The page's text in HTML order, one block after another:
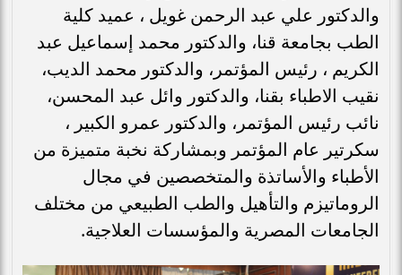
والدكتور علي عبد الرحمن غويل ، عميد كلية
الطب بجامعة قنا، والدكتور محمد إسماعيل عبد
الكريم ، رئيس المؤتمر، والدكتور محمد الديب،
نقيب الاطباء بقنا، والدكتور وائل عبد المحسن،
نائب رئيس المؤتمر، والدكتور عمرو الكبير ،
سكرتير عام المؤتمر وبمشاركة نخبة متميزة من
الأطباء والأساتذة والمتخصصين في مجال
الروماتيزم والتأهيل والطب الطبيعي من مختلف
الجامعات المصرية والمؤسسات العلاجية.